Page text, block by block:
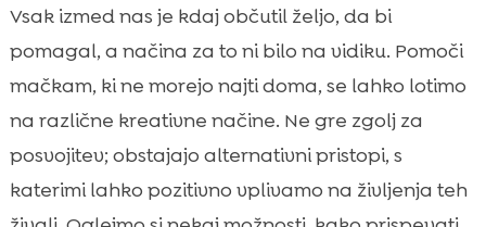
 Prostovoljstvo v lokalnih zavetiščih
 Donacije za pomoč živalim
 Kako pomagati mačkam brez posvojitve
 Organizacija dobrodelnih dogodkov
 Spodbujanje odgovornega lastništva mačk
Podpora programom sterilizacije in
kastracije
Vsak izmed nas je kdaj občutil željo, da bi
pomagal, a načina za to ni bilo na vidiku. Pomoči
mačkam, ki ne morejo najti doma, se lahko lotimo
na različne kreativne načine. Ne gre zgolj za
posvojitev; obstajajo alternativni pristopi, s
katerimi lahko pozitivno vplivamo na življenja teh